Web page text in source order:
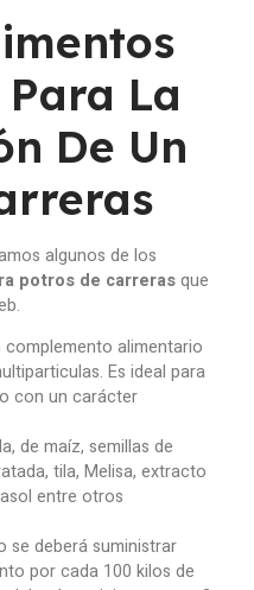
La
De Un
algunos de los
potros de carrerasque
complemento alimentario
Es ideal para
con un carácter
de maíz, semillas de
tila, Melisa, extracto
entre otros
se deberá suministrar
por cada 100 kilos de